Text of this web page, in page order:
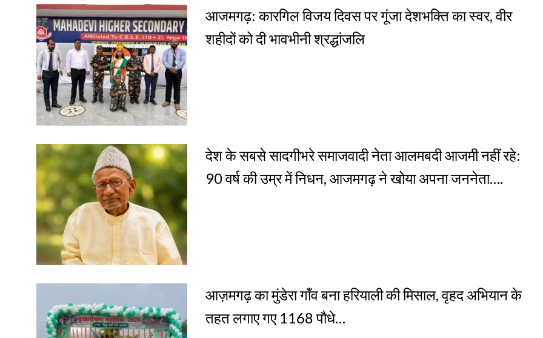
आजमगढ़: कारगिल विजय दिवस पर गूंजा देशभक्ति का स्वर, वीर
शहीदों को दी भावभीनी श्रद्धांजलि
देश के सबसे सादगीभरे समाजवादी नेता आलमबदी आजमी नहीं रहे:
90 वर्ष की उम्र में निधन, आजमगढ़ ने खोया अपना जननेता….
आज़मगढ़ का मुंडेरा गाँव बना हरियाली की मिसाल, वृहद अभियान के
तहत लगाए गए 1168 पौधे…